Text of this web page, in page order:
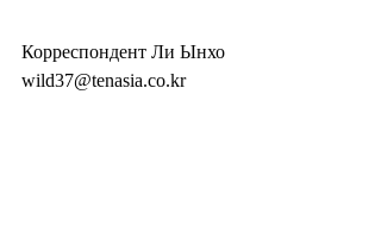
Корреспондент Ли Ынхо
wild37@tenasia.co.kr